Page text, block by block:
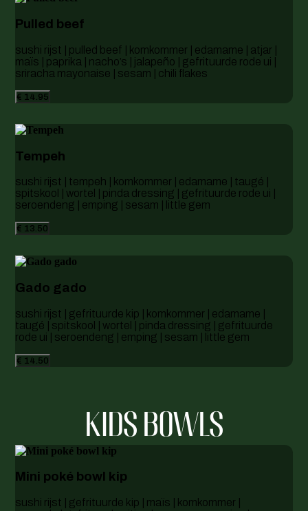
Pulled beef
sushi rijst | pulled beef | komkommer | edamame | atjar |
maïs | paprika | nacho’s | jalapeño | gefrituurde rode ui |
sriracha mayonaise | sesam | chili flakes
€ 14.95
Tempeh
sushi rijst | tempeh | komkommer | edamame | taugé |
spitskool | wortel | pinda dressing | gefrituurde rode ui |
seroendeng | emping | sesam | little gem
€ 13.50
Gado gado
sushi rijst | gefrituurde kip | komkommer | edamame |
taugé | spitskool | wortel | pinda dressing | gefrituurde
rode ui | seroendeng | emping | sesam | little gem
€ 14.50
KIDS BOWLS
Mini poké bowl kip
sushi rijst | gefrituurde kip | maïs | komkommer |